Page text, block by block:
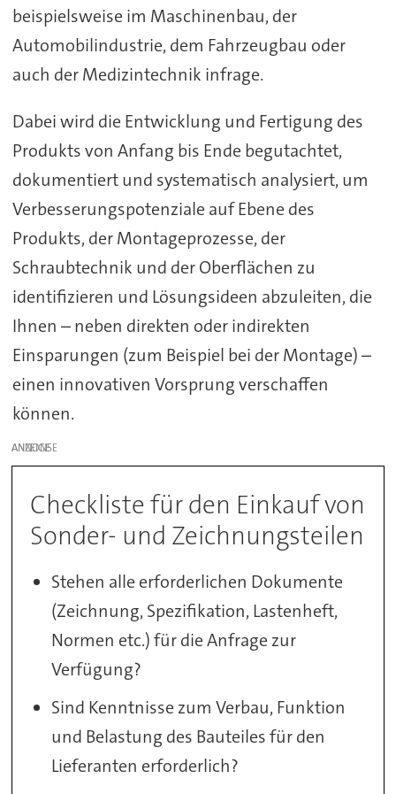
beispielsweise im Maschinenbau, der
Automobilindustrie, dem Fahrzeugbau oder
auch der Medizintechnik infrage.
Dabei wird die Entwicklung und Fertigung des
Produkts von Anfang bis Ende begutachtet,
dokumentiert und systematisch analysiert, um
Verbesserungspotenziale auf Ebene des
Produkts, der Montageprozesse, der
Schraubtechnik und der Oberflächen zu
identifizieren und Lösungsideen abzuleiten, die
Ihnen – neben direkten oder indirekten
Einsparungen (zum Beispiel bei der Montage) –
einen innovativen Vorsprung verschaffen
können.
ANZEIGE
Checkliste für den Einkauf von
Sonder- und Zeichnungsteilen
Stehen alle erforderlichen Dokumente
(Zeichnung, Spezifikation, Lastenheft,
Normen etc.) für die Anfrage zur
Verfügung?
Sind Kenntnisse zum Verbau, Funktion
und Belastung des Bauteiles für den
Lieferanten erforderlich?